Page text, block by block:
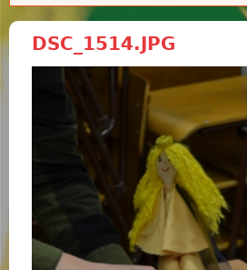
DSC_1514.JPG